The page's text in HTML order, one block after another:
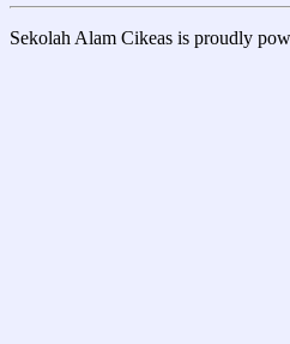
Sekolah Alam Cikeas is proudly